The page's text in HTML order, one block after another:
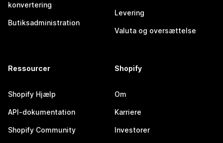
konvertering
Butiksadministration
Levering
Valuta og oversættelse
Ressourcer
Shopify Hjælp
API-dokumentation
Shopify Community
Shopify
Om
Karriere
Investorer